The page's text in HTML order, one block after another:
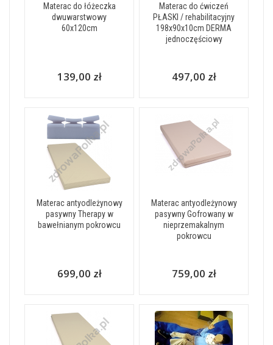
Materac do łóżeczka
dwuwarstwowy
60x120cm
139,00 zł
Materac do ćwiczeń
PŁASKI / rehabilitacyjny
198x90x10cm DERMA
jednoczęściowy
497,00 zł
Materac antyodleżynowy
pasywny Therapy w
bawełnianym pokrowcu
699,00 zł
Materac antyodleżynowy
pasywny Gofrowany w
nieprzemakalnym
pokrowcu
759,00 zł